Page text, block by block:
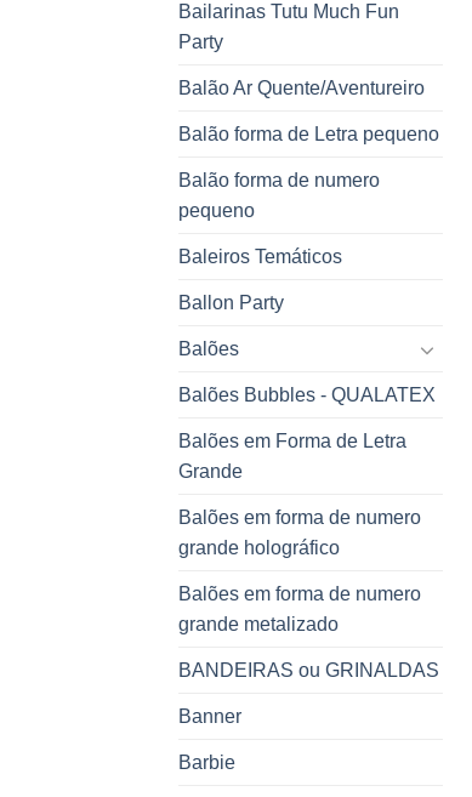
Bailarinas Tutu Much Fun
Party
Balão Ar Quente/Aventureiro
Balão forma de Letra pequeno
Balão forma de numero
pequeno
Baleiros Temáticos
Ballon Party
Balões
Balões Bubbles - QUALATEX
Balões em Forma de Letra
Grande
Balões em forma de numero
grande holográfico
Balões em forma de numero
grande metalizado
BANDEIRAS ou GRINALDAS
Banner
Barbie
LILÁS
2.75 €